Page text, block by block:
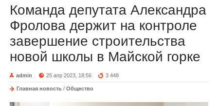
Команда депутата Александра
Фролова держит на контроле
завершение строительства
новой школы в Майской горке
admin 25 апр 2023, 18:56 3 448
Главная новость / Общество